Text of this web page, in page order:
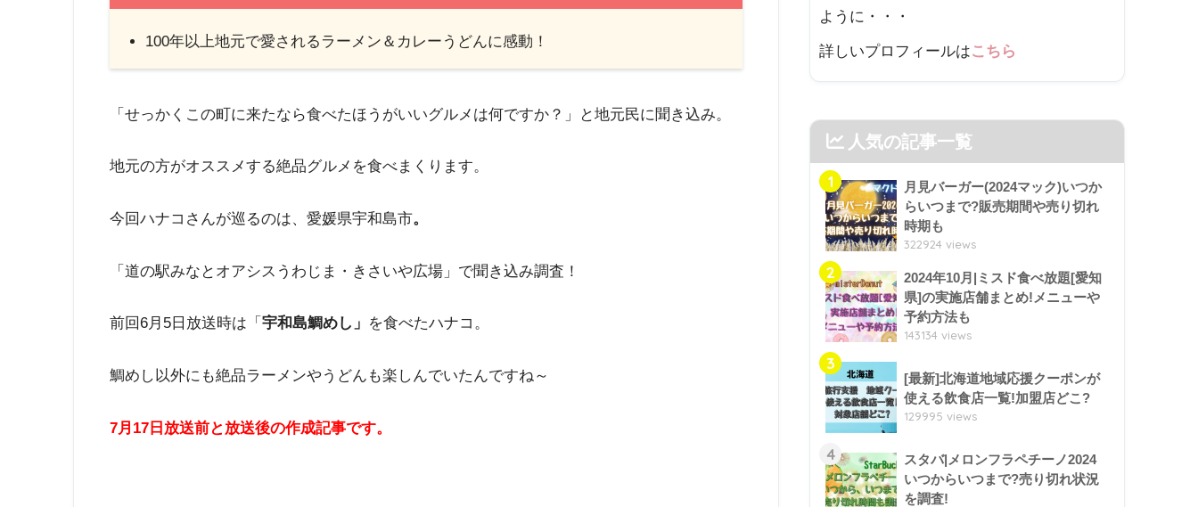
100年以上地元で愛されるラーメン＆カレーうどんに感動！
「せっかくこの町に来たなら食べたほうがいいグルメは何ですか？」と地元民に聞き込み。
地元の方がオススメする絶品グルメを食べまくります。
今回ハナコさんが巡るのは、愛媛県宇和島市。
「道の駅みなとオアシスうわじま・きさいや広場」で聞き込み調査！
前回6月5日放送時は「 宇和島鯛めし」 を食べたハナコ。
鯛めし以外にも絶品ラーメンやうどんも楽しんでいたんですね～
7月17日放送前と放送後の作成記事です。
ように・・・
詳しいプロフィールはこちら
人気の記事一覧
1
月見バーガー(2024マック)いつか
らいつまで?販売期間や売り切れ
時期も
322924 views
2
2024年10月|ミスド食べ放題[愛知
県]の実施店舗まとめ!メニューや
予約方法も
143134 views
3
[最新]北海道地域応援クーポンが
使える飲食店一覧!加盟店どこ?
129995 views
4
スタバ|メロンフラペチーノ2024
いつからいつまで?売り切れ状況
を調査!